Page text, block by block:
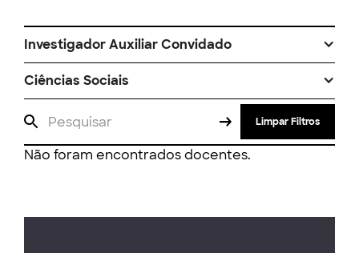
Investigador Auxiliar Convidado
Ciências Sociais
Limpar Filtros
Não foram encontrados docentes.